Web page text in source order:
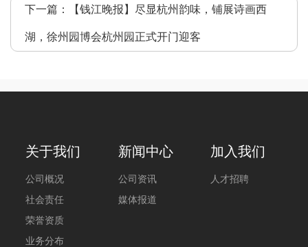
下一篇： 【钱江晚报】尽显杭州韵味，铺展诗画西
湖，徐州园博会杭州园正式开门迎客
关于我们
公司概况
社会责任
荣誉资质
业务分布
新闻中心
公司资讯
媒体报道
加入我们
人才招聘